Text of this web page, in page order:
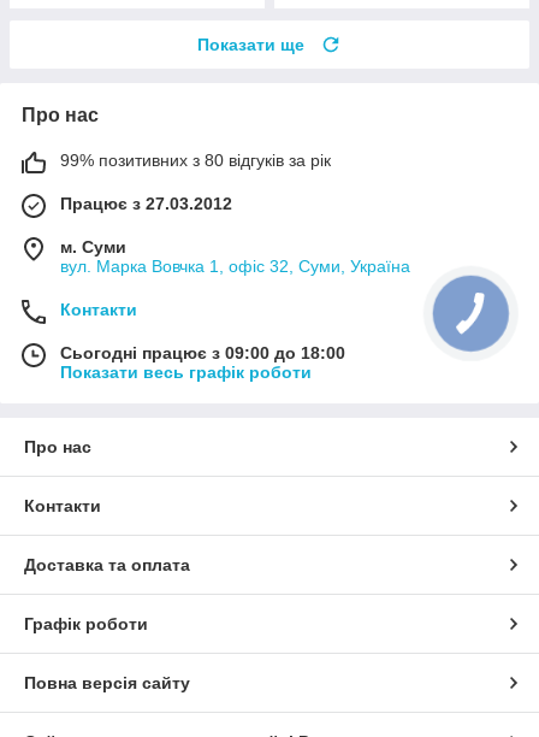
Показати ще
Про нас
99% позитивних з 80 відгуків за рік
Працює з 27.03.2012
м. Суми
вул. Марка Вовчка 1, офіс 32, Суми, Україна
Контакти
Сьогодні працює з 09:00 до 18:00
Показати весь графік роботи
Про нас
Контакти
Доставка та оплата
Графік роботи
Повна версія сайту